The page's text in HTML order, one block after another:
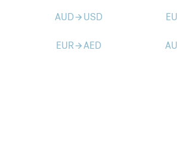
AUDarrow_forward USD
EURarrow_forwardAED